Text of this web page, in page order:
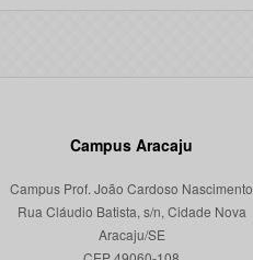
Campus Aracaju
Campus Prof. João Cardoso Nascimento
Rua Cláudio Batista, s/n, Cidade Nova
Aracaju/SE